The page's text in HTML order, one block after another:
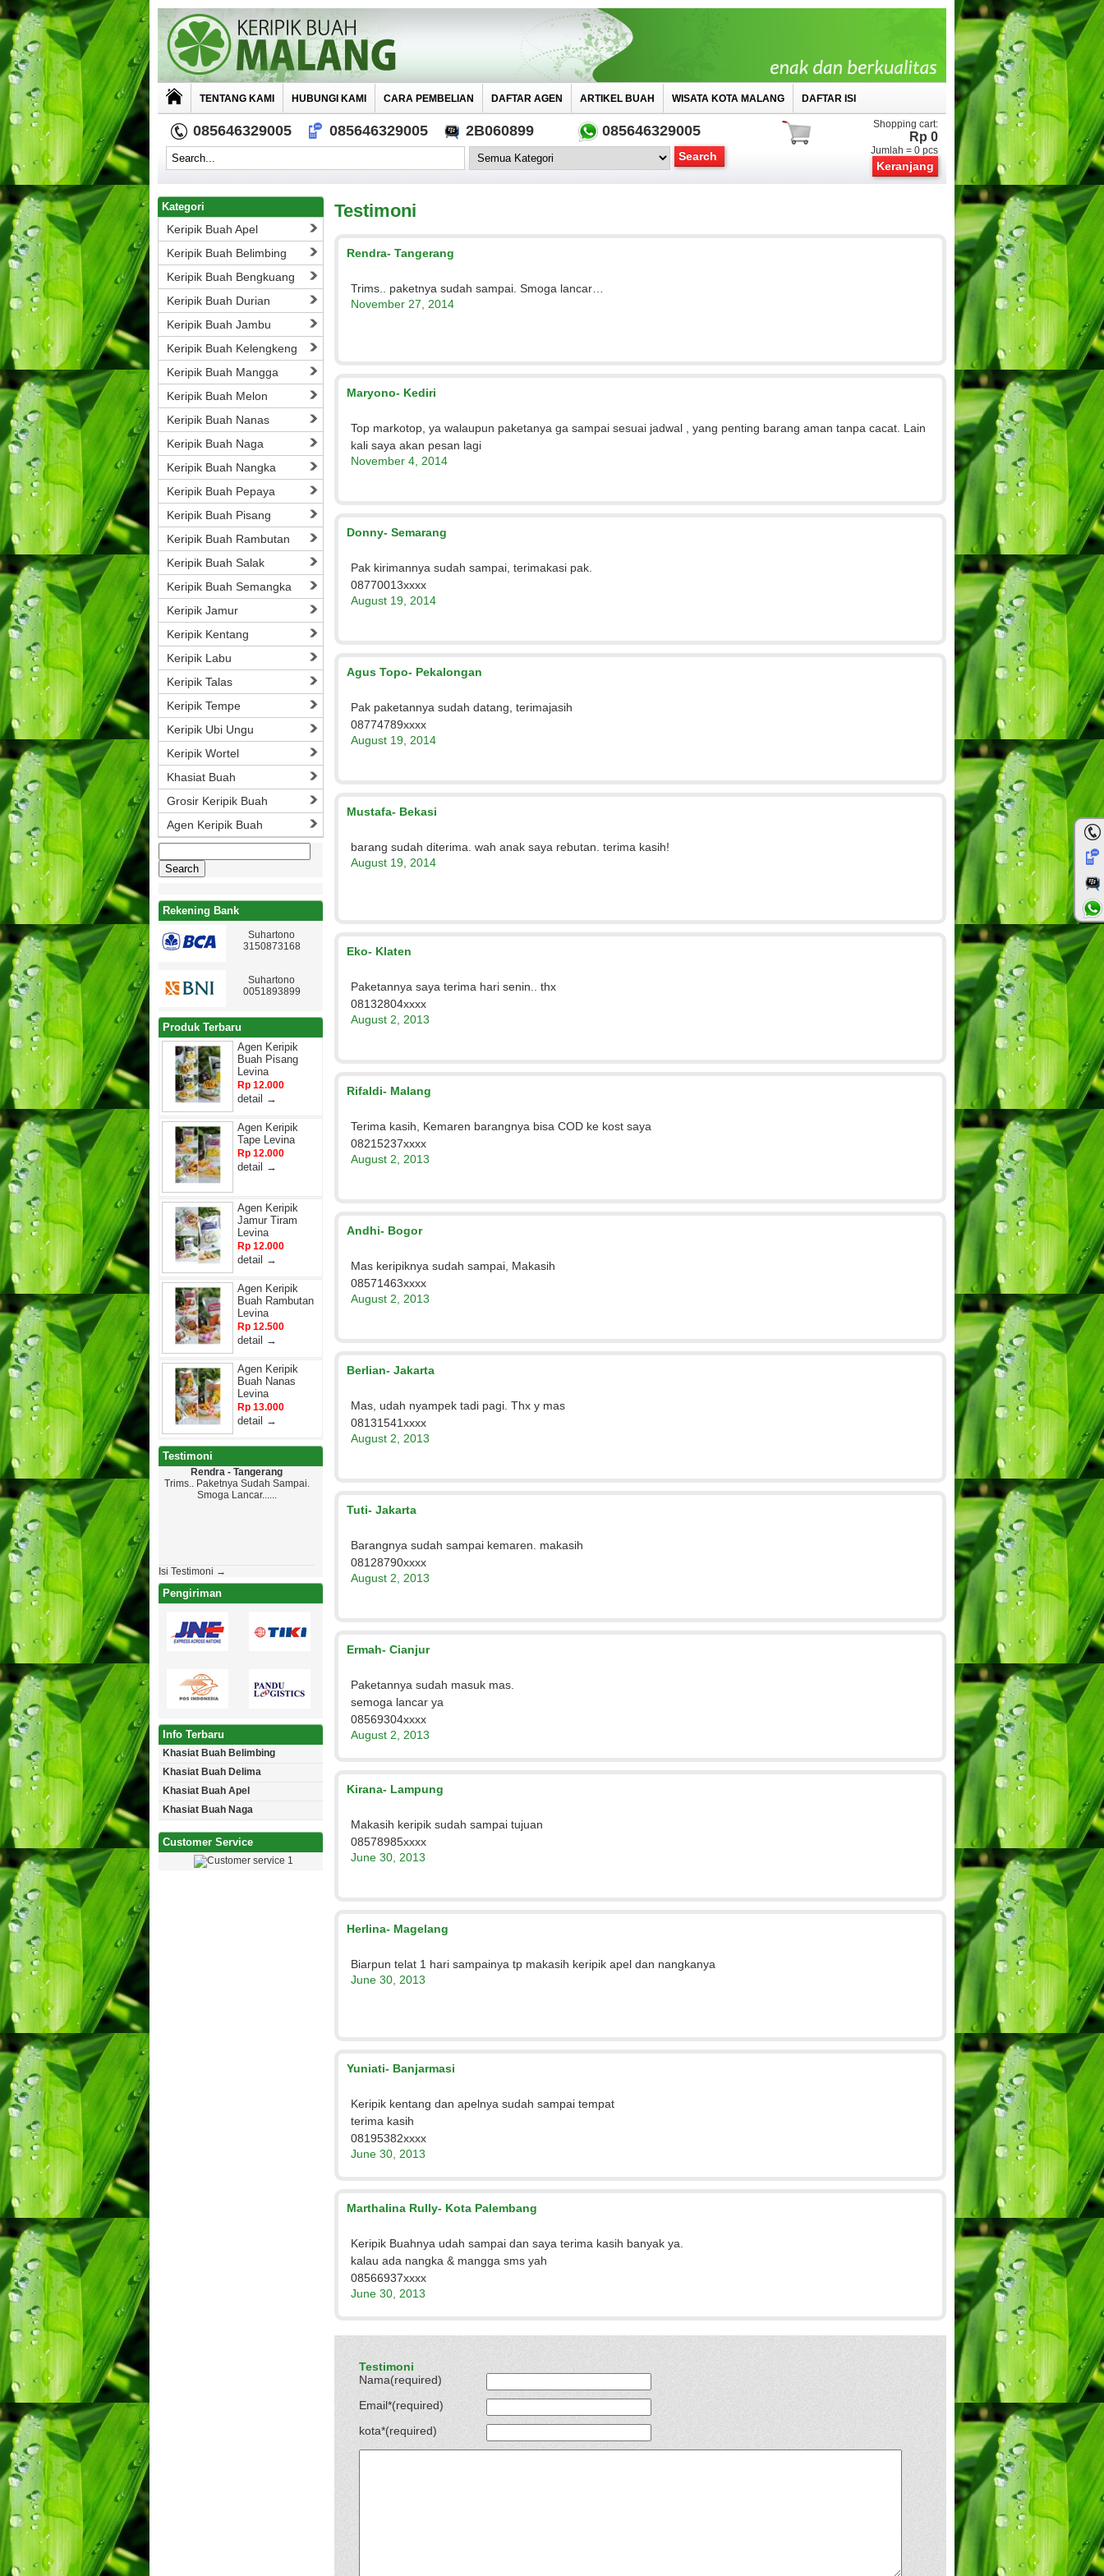
TENTANG KAMI HUBUNGI KAMI CARA PEMBELIAN DAFTAR AGEN ARTIKEL BUAH WISATA KOTA MALANG DAFTAR ISI
Shopping cart:
Rp 0
Jumlah = 0 pcs
Keranjang
085646329005 085646329005 2B060899 085646329005
Testimoni
Rendra- Tangerang
Trims.. paketnya sudah sampai. Smoga lancar…
November 27, 2014
Maryono- Kediri
Top markotop, ya walaupun paketanya ga sampai sesuai jadwal , yang penting barang aman tanpa cacat. Lain
kali saya akan pesan lagi
November 4, 2014
Donny- Semarang
Pak kirimannya sudah sampai, terimakasi pak.
08770013xxxx
August 19, 2014
Agus Topo- Pekalongan
Pak paketannya sudah datang, terimajasih
08774789xxxx
August 19, 2014
Mustafa- Bekasi
barang sudah diterima. wah anak saya rebutan. terima kasih!
August 19, 2014
Eko- Klaten
Paketannya saya terima hari senin.. thx
08132804xxxx
August 2, 2013
Rifaldi- Malang
Terima kasih, Kemaren barangnya bisa COD ke kost saya
08215237xxxx
August 2, 2013
Andhi- Bogor
Mas keripiknya sudah sampai, Makasih
08571463xxxx
August 2, 2013
Berlian- Jakarta
Mas, udah nyampek tadi pagi. Thx y mas
08131541xxxx
August 2, 2013
Tuti- Jakarta
Barangnya sudah sampai kemaren. makasih
08128790xxxx
August 2, 2013
Ermah- Cianjur
Paketannya sudah masuk mas.
semoga lancar ya
08569304xxxx
August 2, 2013
Kirana- Lampung
Makasih keripik sudah sampai tujuan
08578985xxxx
June 30, 2013
Herlina- Magelang
Biarpun telat 1 hari sampainya tp makasih keripik apel dan nangkanya
June 30, 2013
Yuniati- Banjarmasi
Keripik kentang dan apelnya sudah sampai tempat
terima kasih
08195382xxxx
June 30, 2013
Marthalina Rully- Kota Palembang
Keripik Buahnya udah sampai dan saya terima kasih banyak ya.
kalau ada nangka & mangga sms yah
08566937xxxx
June 30, 2013
Testimoni
Nama(required)
Email*(required)
kota*(required)
Kategori
Keripik Buah Apel
Keripik Buah Belimbing
Keripik Buah Bengkuang
Keripik Buah Durian
Keripik Buah Jambu
Keripik Buah Kelengkeng
Keripik Buah Mangga
Keripik Buah Melon
Keripik Buah Nanas
Keripik Buah Naga
Keripik Buah Nangka
Keripik Buah Pepaya
Keripik Buah Pisang
Keripik Buah Rambutan
Keripik Buah Salak
Keripik Buah Semangka
Keripik Jamur
Keripik Kentang
Keripik Labu
Keripik Talas
Keripik Tempe
Keripik Ubi Ungu
Keripik Wortel
Khasiat Buah
Grosir Keripik Buah
Agen Keripik Buah
for:
Rekening Bank
Suhartono
3150873168
Suhartono
0051893899
Produk Terbaru
Agen Keripik
Buah Pisang
Levina
Rp 12.000
detail →
Agen Keripik
Tape Levina
Rp 12.000
detail →
Agen Keripik
Jamur Tiram
Levina
Rp 12.000
detail →
Agen Keripik
Buah Rambutan
Levina
Rp 12.500
detail →
Agen Keripik
Buah Nanas
Levina
Rp 13.000
detail →
Testimoni
Rendra - Tangerang
Trims.. Paketnya Sudah Sampai.
Smoga Lancar......
Maryono - Kediri
Top Markotop, Ya Walaupun
Paketanya Ga Sampai Sesuai
Jadwal , Yang Penting Barang
Paketannya Saya Terima Hari
Senin.. Thx 08132804xxxx...
Rifaldi - Malang
Terima Kasih, Kemaren
Bisa COD Ke Kost
08215237xxxx...
Isi Testimoni →
Pengiriman
Info Terbaru
Khasiat Buah Belimbing
Khasiat Buah Delima
Khasiat Buah Apel
Khasiat Buah Naga
Customer Service